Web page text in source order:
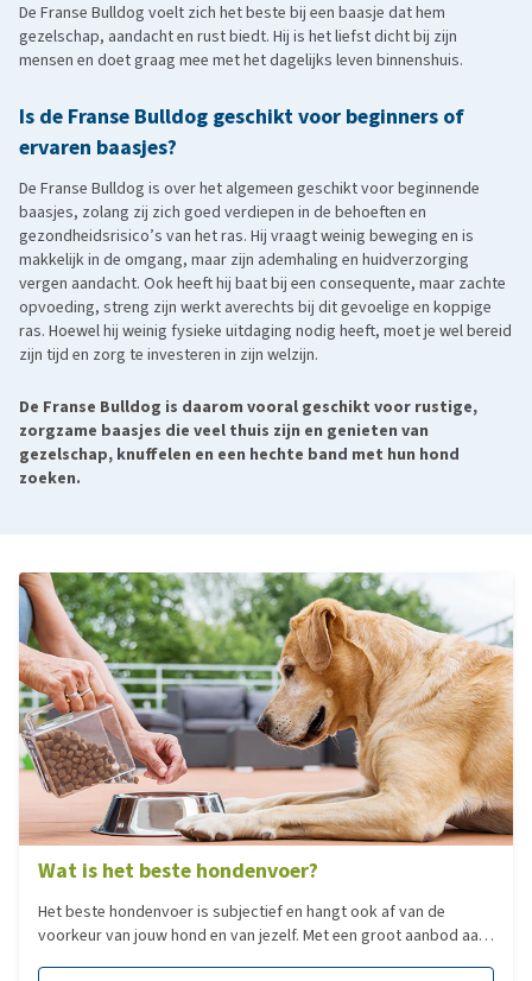
De Franse Bulldog voelt zich het beste bij een baasje dat hem
gezelschap, aandacht en rust biedt. Hij is het liefst dicht bij zijn
mensen en doet graag mee met het dagelijks leven binnenshuis.
Is de Franse Bulldog geschikt voor beginners of
ervaren baasjes?
De Franse Bulldog is over het algemeen geschikt voor beginnende
baasjes, zolang zij zich goed verdiepen in de behoeften en
gezondheidsrisico’s van het ras. Hij vraagt weinig beweging en is
makkelijk in de omgang, maar zijn ademhaling en huidverzorging
vergen aandacht. Ook heeft hij baat bij een consequente, maar zachte
opvoeding, streng zijn werkt averechts bij dit gevoelige en koppige
ras. Hoewel hij weinig fysieke uitdaging nodig heeft, moet je wel bereid
zijn tijd en zorg te investeren in zijn welzijn.
De Franse Bulldog is daarom vooral geschikt voor rustige,
zorgzame baasjes die veel thuis zijn en genieten van
gezelschap, knuffelen en een hechte band met hun hond
zoeken.
Wat is het beste hondenvoer?
Het beste hondenvoer is subjectief en hangt ook af van de
voorkeur van jouw hond en van jezelf. Met een groot aanbod aan